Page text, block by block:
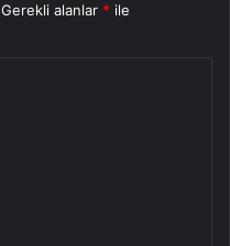
Gerekli alanlar * ile